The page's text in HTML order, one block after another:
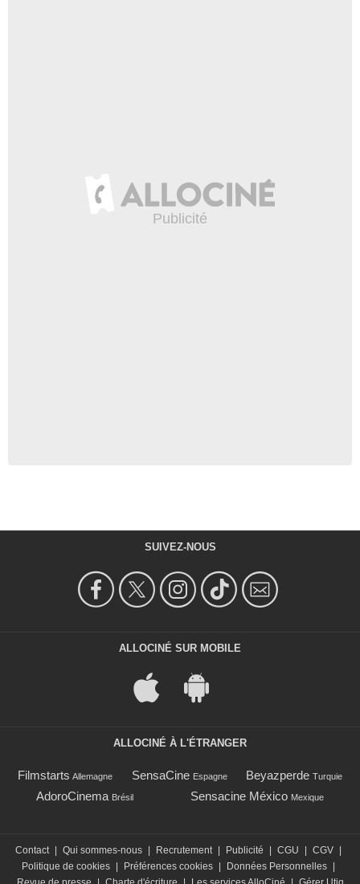
SUIVEZ-NOUS
ALLOCINÉ SUR MOBILE
ALLOCINÉ À L'ÉTRANGER
Filmstarts Allemagne SensaCine Espagne Beyazperde Turquie
AdoroCinema Brésil Sensacine México Mexique
Contact | Qui sommes-nous | Recrutement | Publicité | CGU | CGV |
Politique de cookies | Préférences cookies | Données Personnelles |